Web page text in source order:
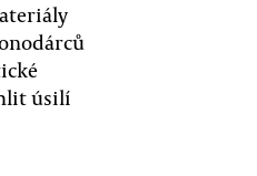
úsilí